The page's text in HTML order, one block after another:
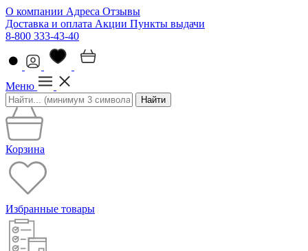
О компании Адреса Отзывы
Доставка и оплата Акции Пункты выдачи
8-800 333-43-40
Меню
Найти
Корзина
Избранные товары